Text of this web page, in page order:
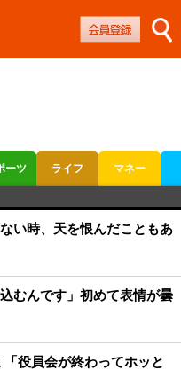
ーツ ライフ マネー
い時、天を恨んだこともあ
むんです」初めて表情が曇
役員会が終わってホッと